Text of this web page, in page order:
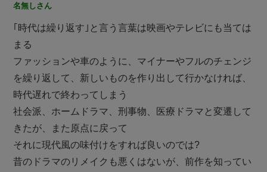
名無しさん
｢時代は繰り返す｣と言う言葉は映画やテレビにも当ては
まる
ファッションや車のように、マイナーやフルのチェンジ
を繰り返して、新しいものを作り出して行かなければ、
時代遅れで終わってしまう
社会派、ホームドラマ、刑事物、医療ドラマと変遷して
きたが、また原点に戻って
それに現代風の味付けをすれば良いのでは?
昔のドラマのリメイクも悪くはないが、前作を知ってい